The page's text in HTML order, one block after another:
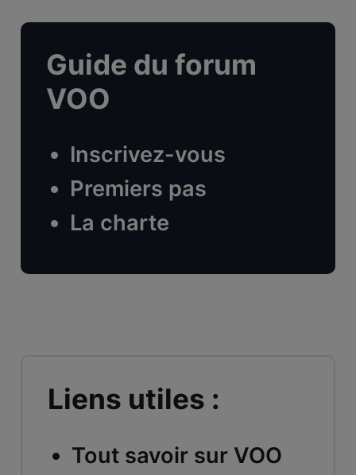
Guide du forum
VOO
Inscrivez-vous
Premiers pas
La charte
Liens utiles :
Tout savoir sur VOO